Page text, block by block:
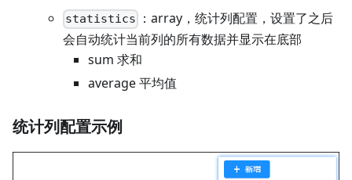
statistics
：array，统计列配置，设置了之后
会自动统计当前列的所有数据并显示在底部
sum 求和
average 平均值
统计列配置示例